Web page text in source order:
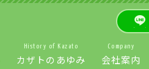
カザトのあゆみ
History of Kazato
会社案内
Company